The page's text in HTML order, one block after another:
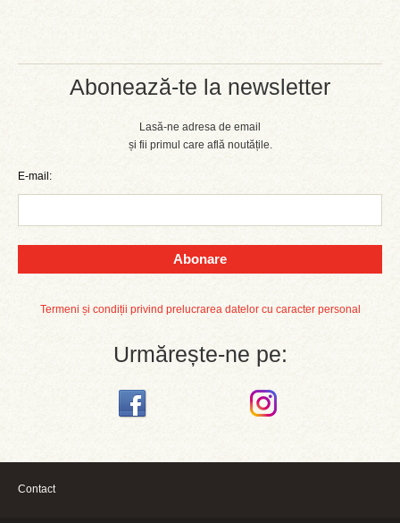
Abonează-te la newsletter
Lasă-ne adresa de email
și fii primul care află noutățile.
E-mail:
Abonare
Termeni și condiții privind prelucrarea datelor cu caracter personal
Urmărește-ne pe:
Contact